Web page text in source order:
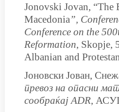
Jonovski Jovan,
Macedonia”,
Conference on the
Reformation, Skopje,
Albanian and
Јоновски Јован,
превоз на опасни
сообраќај ADR,